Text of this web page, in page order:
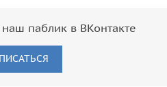
паблик в ВКонтакте